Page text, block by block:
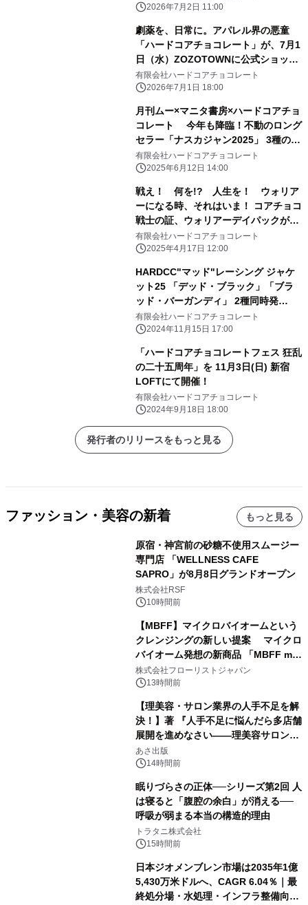
より受注期間限定の特別価格で受付開
2026年7月2日 11:00
劇薬を、日常に。アパレル界の悪童
「ハードコアチョコレート」が、7月1
日（水）ZOZOTOWNに公式ショップ
をオープン！異端児が放つ、新時代の
ファッションステートメント。
有限会社ハードコアチョコレート
2026年7月1日 18:00
月刊ムー×マニタ書房×ハードコアチョ
コレート 今年も降臨！不動のロング
セラー「ナスカジャン2025」 3種の受
注予約受付中！
有限会社ハードコアチョコレート
2025年6月12日 14:00
戦え！ 何を!? 人生を！ ウォリア
ーになる時、それはいま！ コアチョコ
戦士の証、ウォリアーデイパックが6
年ぶりに大登場！ HARDCCウォリア
ーデイパック25が特別価格にて受注予
有限会社ハードコアチョコレート
2025年4月17日 12:00
HARDCC"マッド"レーシング ジャケ
ット25 「デッド・ブラック」「ブラ
ッド・バーガンディ」 2種同時発
売！ 特別価格にて受注予約受付中！
有限会社ハードコアチョコレート
2024年11月15日 17:00
「ハードコアチョコレートフェス 狂乱
の二十五周年」を 11月3日(日) 新宿
LOFTにて開催！
有限会社ハードコアチョコレート
2024年9月18日 18:00
発行者のリリースをもっと見る
ファッション・美容の新着 もっと見る
原宿・神宮前の砂糖不使用スムージー
専門店 「WELLNESS CAFE
SAPRO」が8月8日グランドオープン
株式会社RSF
10時間前
【MBFF】マイクロバイオームという
クレンジングの新しい提案 マイクロ
バイオーム発想の新商品 「MBFF mb
クレンジングPRO」を2026年8月6日
発売
株式会社フローリストジャパン
13時間前
【理美容・サロン業界の人手不足を解
決！】著 『人手不足に悩んだら多店舗
展開を進めなさい――理美容サロン
「多店舗展開」の教科書』2026年8月
24日（月）発売
あさ出版
14時間前
眠りづらさの正体──シリーズ第2回 人
は寝ると「腹腔の余白」が消える──
呼吸が弱まる本当の構造的理由
トラタニ株式会社
15時間前
日本ジオメンブレン市場は2035年1億
5,430万米ドルへ、CAGR 6.04％｜最
終処分場・水処理・インフラ整備向け